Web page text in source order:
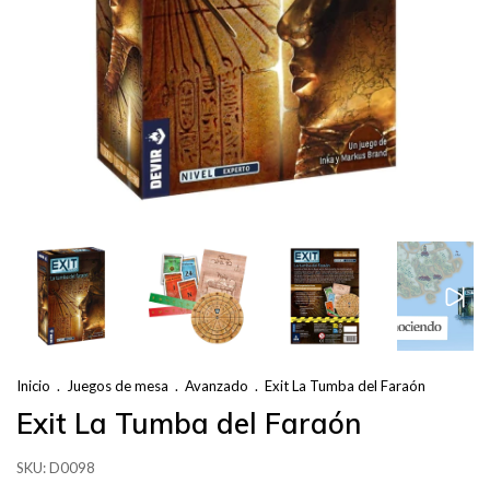
Inicio . Juegos de mesa . Avanzado . Exit La Tumba del Faraón
Exit La Tumba del Faraón
SKU:D0098